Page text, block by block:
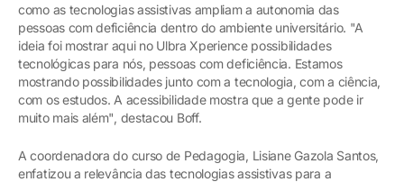
como as tecnologias assistivas ampliam a autonomia das
pessoas com deficiência dentro do ambiente universitário. "A
ideia foi mostrar aqui no Ulbra Xperience possibilidades
tecnológicas para nós, pessoas com deficiência. Estamos
mostrando possibilidades junto com a tecnologia, com a ciência,
com os estudos. A acessibilidade mostra que a gente pode ir
muito mais além", destacou Boff.
A coordenadora do curso de Pedagogia, Lisiane Gazola Santos,
enfatizou a relevância das tecnologias assistivas para a